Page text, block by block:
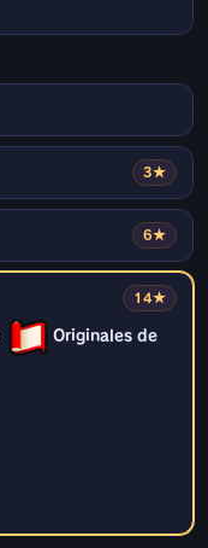
3★
6★
14★
Originales de